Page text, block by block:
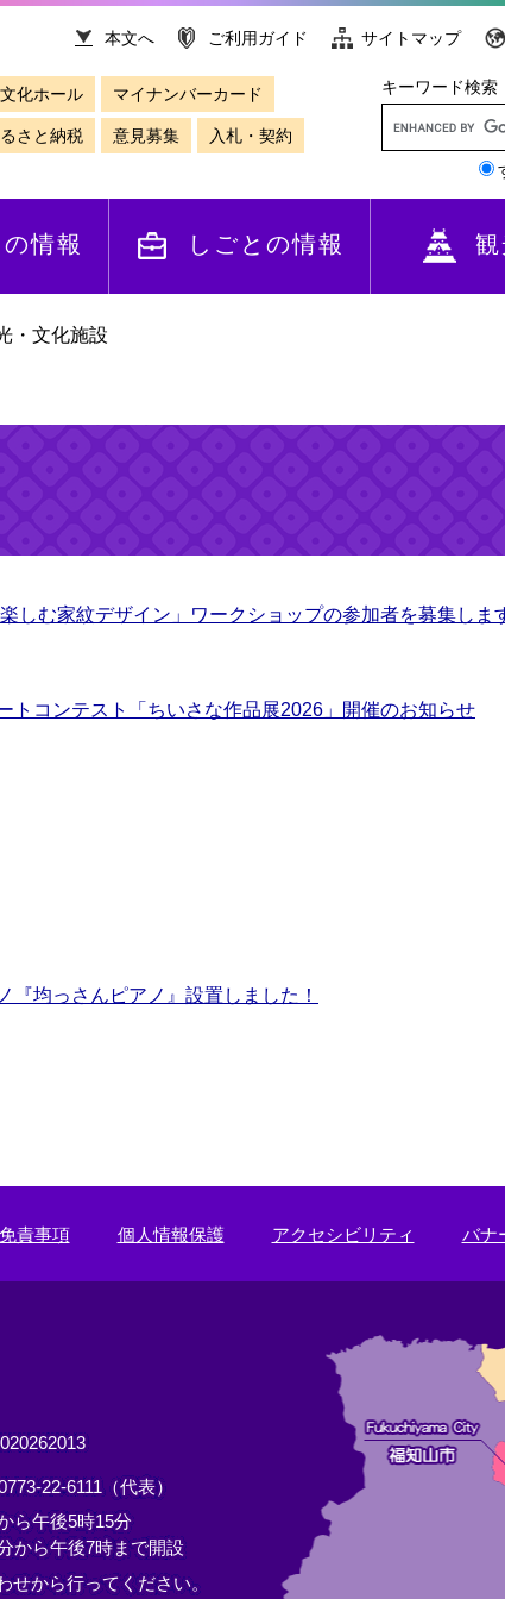
本文へ ご利用ガイド サイトマップ
化ホール マイナンバーカード
さと納税 意見募集 入札・契約
キーワード検索
情報 しごとの情報
・文化施設
しむ家紋デザイン」ワークショップの参加者を募集しま
トコンテスト「ちいさな作品展2026」開催のお知らせ
『均っさんピアノ』設置しました！
責事項 個人情報保護 アクセシビリティ バナ
22-6111（代表）
ら午後5時15分
から午後7時まで開設
から行ってください。